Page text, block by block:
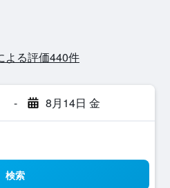
よる評価440​件
- 8月14日 金
検索